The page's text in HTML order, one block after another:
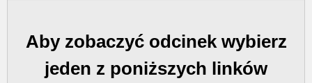
Aby zobaczyć odcinek wybierz
jeden z poniższych linków